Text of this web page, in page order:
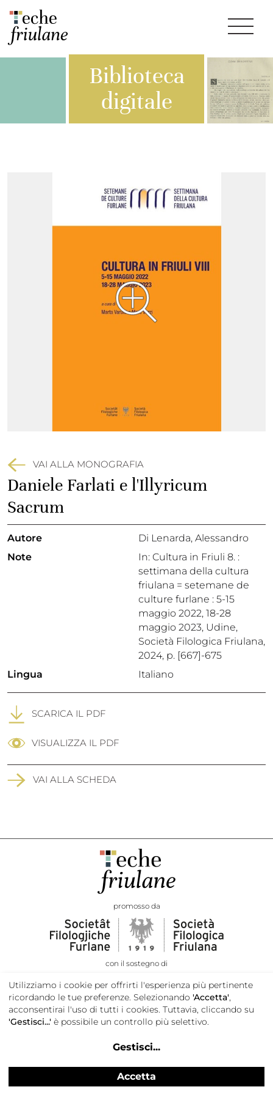
Biblioteca
digitale
VAI ALLA MONOGRAFIA
Daniele Farlati e l'Illyricum
Sacrum
Autore
Di Lenarda, Alessandro
Note
In: Cultura in Friuli 8. :
settimana della cultura
friulana = setemane de
culture furlane : 5-15
maggio 2022, 18-28
maggio 2023, Udine,
Società Filologica Friulana,
2024, p. [667]-675
Lingua
Italiano
SCARICA IL PDF
VISUALIZZA IL PDF
VAI ALLA SCHEDA
promosso da
con il sostegno di
Privacy e cookie policy
Utilizziamo i cookie per offrirti l'esperienza più pertinente
ricordando le tue preferenze. Selezionando 'Accetta',
acconsentirai l'uso di tutti i cookies. Tuttavia, cliccando su
'Gestisci...' è possibile un controllo più selettivo.
Gestisci...
Accetta